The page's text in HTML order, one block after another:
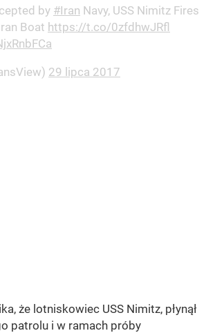
by #Iran Navy, USS Nimitz Fires
Boat https://t.co/0zfdhwJRfl
29 lipca 2017
że lotniskowiec USS Nimitz, płynął
patrolu i w ramach próby